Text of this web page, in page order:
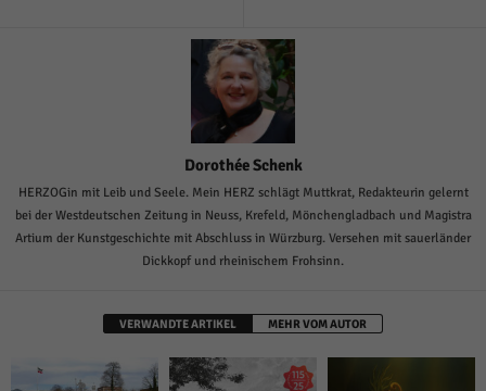
Dorothée Schenk
HERZOGin mit Leib und Seele. Mein HERZ schlägt Muttkrat, Redakteurin gelernt
bei der Westdeutschen Zeitung in Neuss, Krefeld, Mönchengladbach und Magistra
Artium der Kunstgeschichte mit Abschluss in Würzburg. Versehen mit sauerländer
Dickkopf und rheinischem Frohsinn.
VERWANDTE ARTIKEL MEHR VOM AUTOR